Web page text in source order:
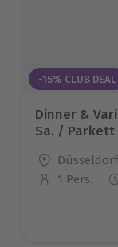
-15% CLUB DEAL
Dinner &
Sa. / Parkett
Standort
Düsseldorf
Anzahl der
1 Pers.